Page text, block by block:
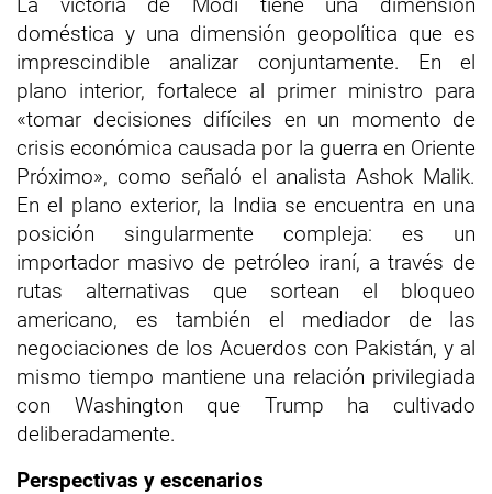
doméstica y una dimensión geopolítica que es
imprescindible analizar conjuntamente. En el
plano interior, fortalece al primer ministro para
«tomar decisiones difíciles en un momento de
crisis económica causada por la guerra en Oriente
Próximo», como señaló el analista Ashok Malik.
En el plano exterior, la India se encuentra en una
posición singularmente compleja: es un
importador masivo de petróleo iraní, a través de
rutas alternativas que sortean el bloqueo
americano, es también el mediador de las
negociaciones de los Acuerdos con Pakistán, y al
mismo tiempo mantiene una relación privilegiada
con Washington que Trump ha cultivado
deliberadamente.
Perspectivas y escenarios